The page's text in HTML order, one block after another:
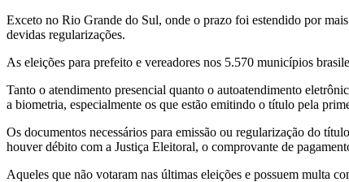
Exceto no Rio Grande do Sul, onde o prazo foi estendido por
devidas regularizações.
As eleições para prefeito e vereadores nos 5.570 municípios
Tanto o atendimento presencial quanto o autoatendimento
a biometria, especialmente os que estão emitindo o título pela
Os documentos necessários para emissão ou regularização do
houver débito com a Justiça Eleitoral, o comprovante de
Aqueles que não votaram nas últimas eleições e possuem multa